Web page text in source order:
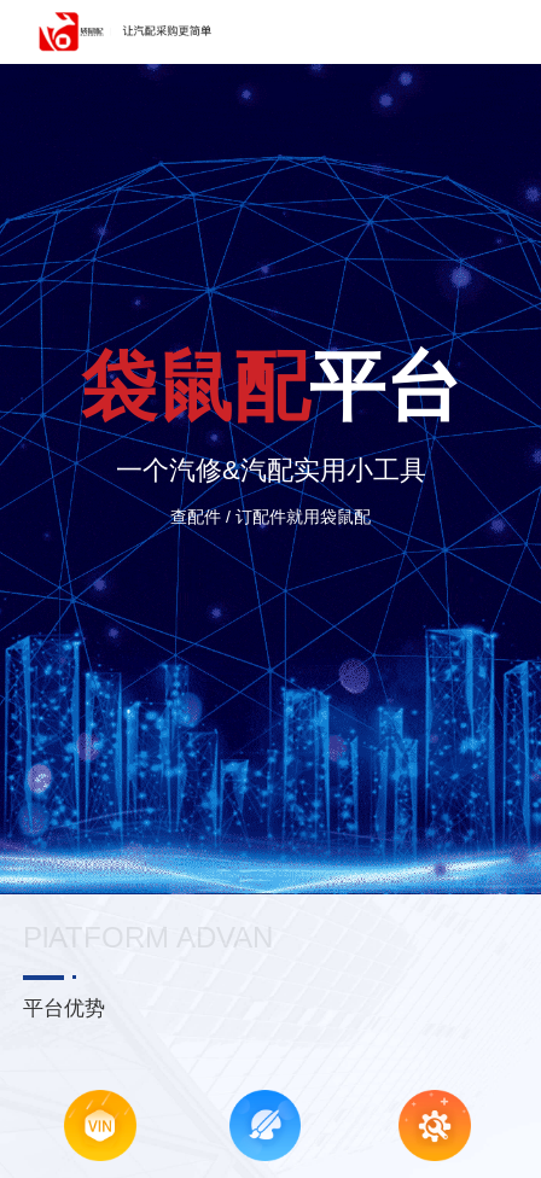
袋鼠配平台
一个汽修&汽配实用小工具
查配件 / 订配件就用袋鼠配
PlATFORM ADVAN
平台优势